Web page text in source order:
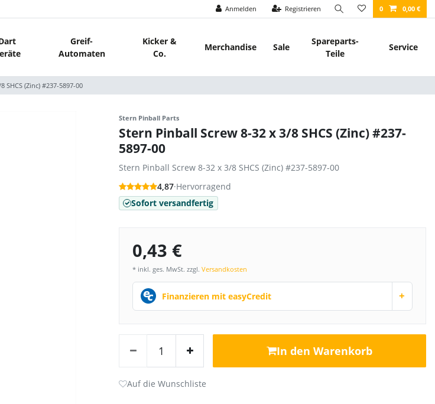
Anmelden Registrieren 0 0,00 €
Greif-
Automaten
Kicker &
Co.
Merchandise Sale
Spareparts-
Teile
Service
SHCS (Zinc) #237-5897-00
Stern Pinball Parts
Stern Pinball Screw 8-32 x 3/8 SHCS (Zinc) #237-
5897-00
Stern Pinball Screw 8-32 x 3/8 SHCS (Zinc) #237-5897-00
4,87·Hervorragend
Sofort versandfertig
0,43 €
* inkl. ges. MwSt. zzgl.Versandkosten
Finanzieren mit easyCredit +
In den Warenkorb